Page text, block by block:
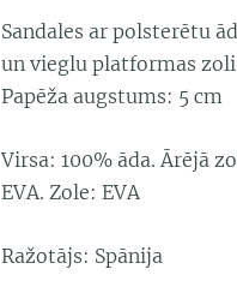
Sandales ar polsterētu
un vieglu platformas zoli
Papēža augstums: 5 cm
Virsa: 100% āda. Ārējā
EVA. Zole: EVA
Ražotājs: Spānija